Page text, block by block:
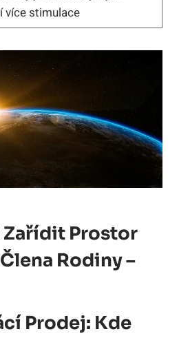
více stimulace
Zařídit Prostor
Rodiny –
Prodej: Kde